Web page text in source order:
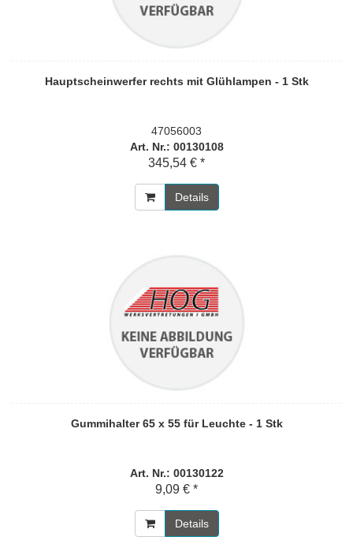
Hauptscheinwerfer rechts mit Glühlampen - 1 Stk
47056003
Art. Nr.: 00130108
345,54 € *
Details
Gummihalter 65 x 55 für Leuchte - 1 Stk
Art. Nr.: 00130122
9,09 € *
Details